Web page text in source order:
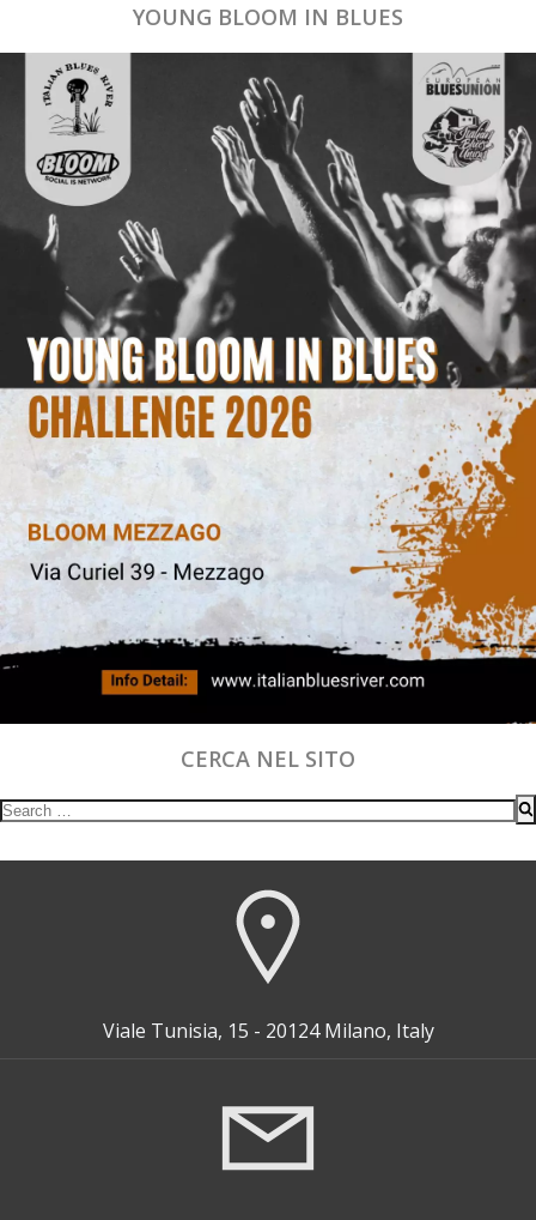
YOUNG BLOOM IN BLUES
CERCA NEL SITO
Search
Viale Tunisia, 15 - 20124 Milano, Italy